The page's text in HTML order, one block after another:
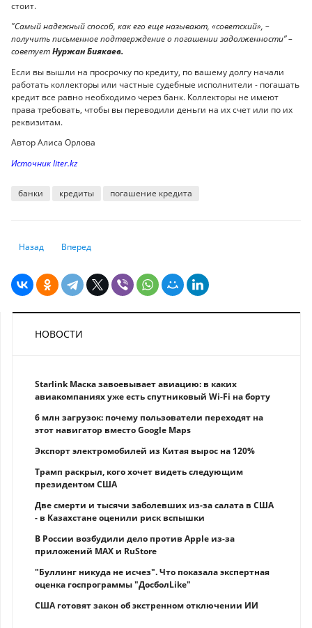
стоит.
"Самый надежный способ, как его еще называют, «советский», –
получить письменное подтверждение о погашении задолженности” –
советуетНуржан Биякаев.
Если вы вышли на просрочку по кредиту, по вашему долгу начали
работать коллекторы или частные судебные исполнители - погашать
кредит все равно необходимо через банк. Коллекторы не имеют
права требовать, чтобы вы переводили деньги на их счет или по их
реквизитам.
Автор Алиса Орлова
Источник liter.kz
банки кредиты погашение кредита
Предыдущий: Нацбанк утвердил тематику коллекционных монет до
Назад Следующий: Эволюция бесконтактных платежей в
Вперед
НОВОСТИ
Starlink Маска завоевывает авиацию: в каких
авиакомпаниях уже есть спутниковый Wi-Fi на борту
6 млн загрузок: почему пользователи переходят на
этот навигатор вместо Google Maps
Экспорт электромобилей из Китая вырос на 120%
Трамп раскрыл, кого хочет видеть следующим
президентом США
Две смерти и тысячи заболевших из-за салата в США
- в Казахстане оценили риск вспышки
В России возбудили дело против Apple из-за
приложений MAX и RuStore
"Буллинг никуда не исчез". Что показала экспертная
оценка госпрограммы "ДосболLike"
США готовят закон об экстренном отключении ИИ